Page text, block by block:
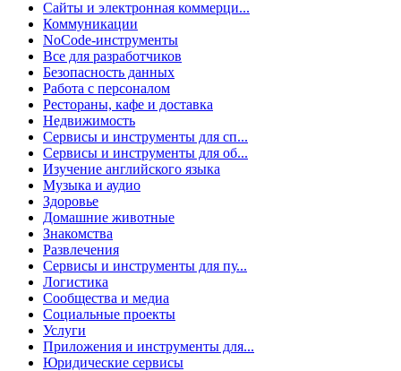
Сайты и электронная коммерци...
Коммуникации
NoCode-инструменты
Все для разработчиков
Безопасность данных
Работа с персоналом
Рестораны, кафе и доставка
Недвижимость
Сервисы и инструменты для сп...
Сервисы и инструменты для об...
Изучение английского языка
Музыка и аудио
Здоровье
Домашние животные
Знакомства
Развлечения
Сервисы и инструменты для пу...
Логистика
Сообщества и медиа
Социальные проекты
Услуги
Приложения и инструменты для...
Юридические сервисы